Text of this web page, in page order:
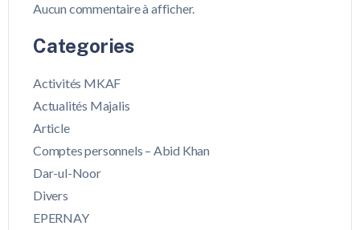
Aucun commentaire à afficher.
Categories
Activités MKAF
Actualités Majalis
Article
Comptes personnels – Abid Khan
Dar-ul-Noor
Divers
EPERNAY